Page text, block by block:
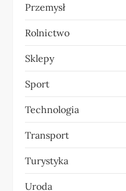
Przemysł
Rolnictwo
Sklepy
Sport
Technologia
Transport
Turystyka
Uroda